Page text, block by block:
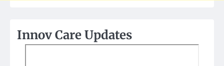
Innov Care Updates